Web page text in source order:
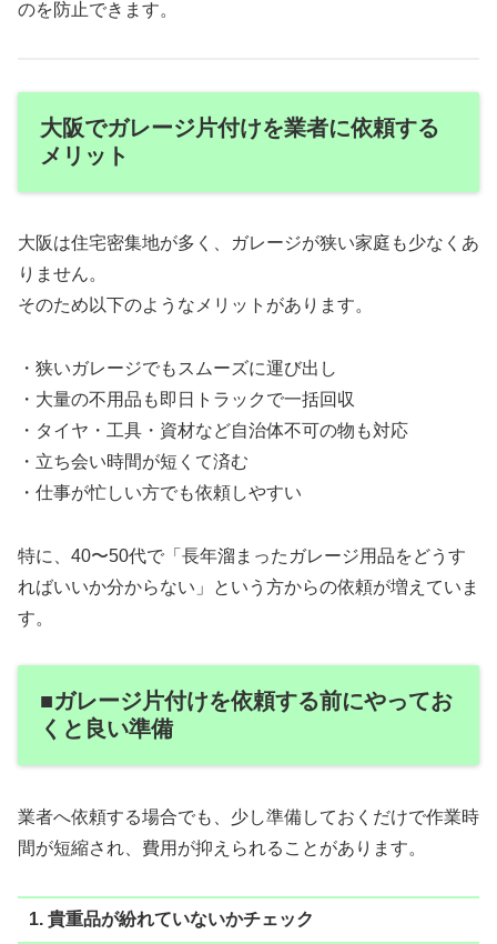
のを防止できます。
大阪でガレージ片付けを業者に依頼する
メリット
大阪は住宅密集地が多く、ガレージが狭い家庭も少なくあ
りません。
そのため以下のようなメリットがあります。
・狭いガレージでもスムーズに運び出し
・大量の不用品も即日トラックで一括回収
・タイヤ・工具・資材など自治体不可の物も対応
・立ち会い時間が短くて済む
・仕事が忙しい方でも依頼しやすい
特に、40〜50代で「長年溜まったガレージ用品をどうす
ればいいか分からない」という方からの依頼が増えていま
す。
■ガレージ片付けを依頼する前にやってお
くと良い準備
業者へ依頼する場合でも、少し準備しておくだけで作業時
間が短縮され、費用が抑えられることがあります。
1. 貴重品が紛れていないかチェック